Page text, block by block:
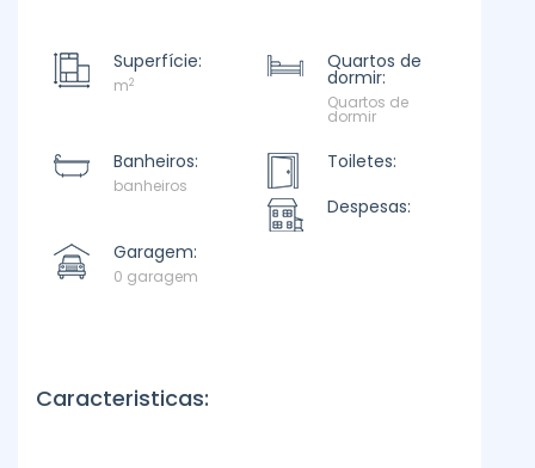
Superfície:
m2
Quartos de
dormir:
Quartos de
dormir
Banheiros:
banheiros
Toiletes:
Despesas:
Garagem:
0 garagem
Caracteristicas: